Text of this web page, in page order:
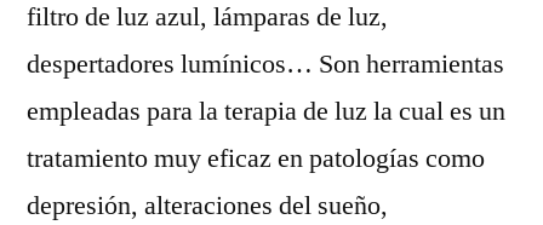
filtro de luz azul, lámparas de luz,
despertadores lumínicos… Son herramientas
empleadas para la terapia de luz la cual es un
tratamiento muy eficaz en patologías como
depresión, alteraciones del sueño,